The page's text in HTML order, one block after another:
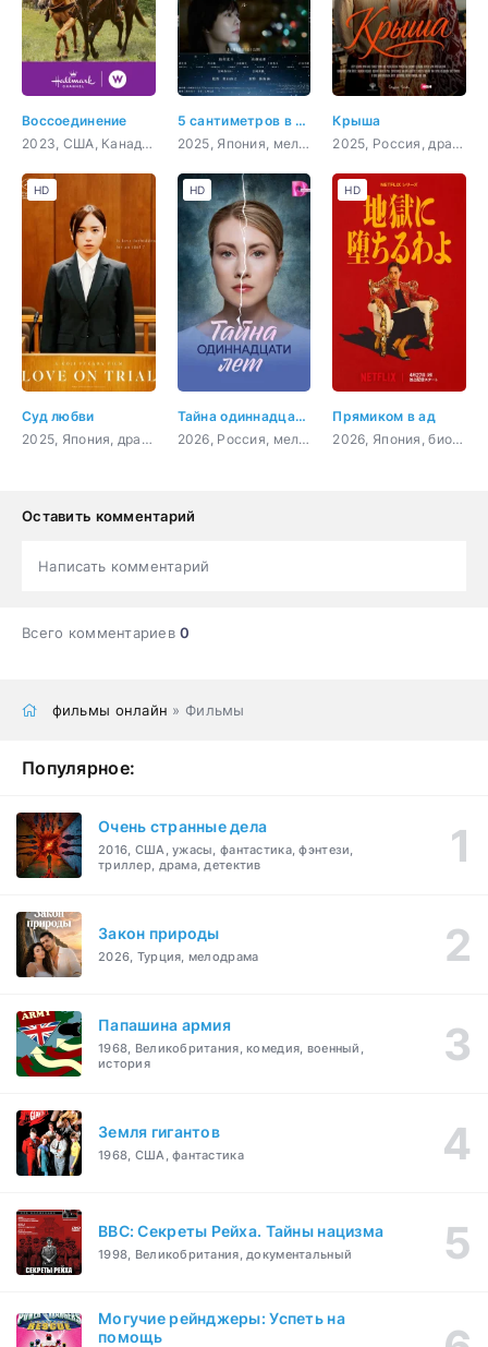
Воссоединение
2023, США, Канада, мелодрама, комедия
5 сантиметров в секунду
2025, Япония, мелодрама, драма
Крыша
2025, Россия, драма, мелодрама
Суд любви
2025, Япония, драма
HD
Тайна одиннадцати лет
2026, Россия, мелодрама
HD
Прямиком в ад
2026, Япония, биография, драма
HD
Оставить комментарий
Написать комментарий
Всего комментариев0
фильмы онлайн » Фильмы
Популярное:
Очень странные дела
2016, США, ужасы, фантастика, фэнтези,
триллер, драма, детектив
Закон природы
2026, Турция, мелодрама
Папашина армия
1968, Великобритания, комедия, военный,
история
Земля гигантов
1968, США, фантастика
BBC: Секреты Рейха. Тайны нацизма
1998, Великобритания, документальный
Могучие рейнджеры: Успеть на
помощь